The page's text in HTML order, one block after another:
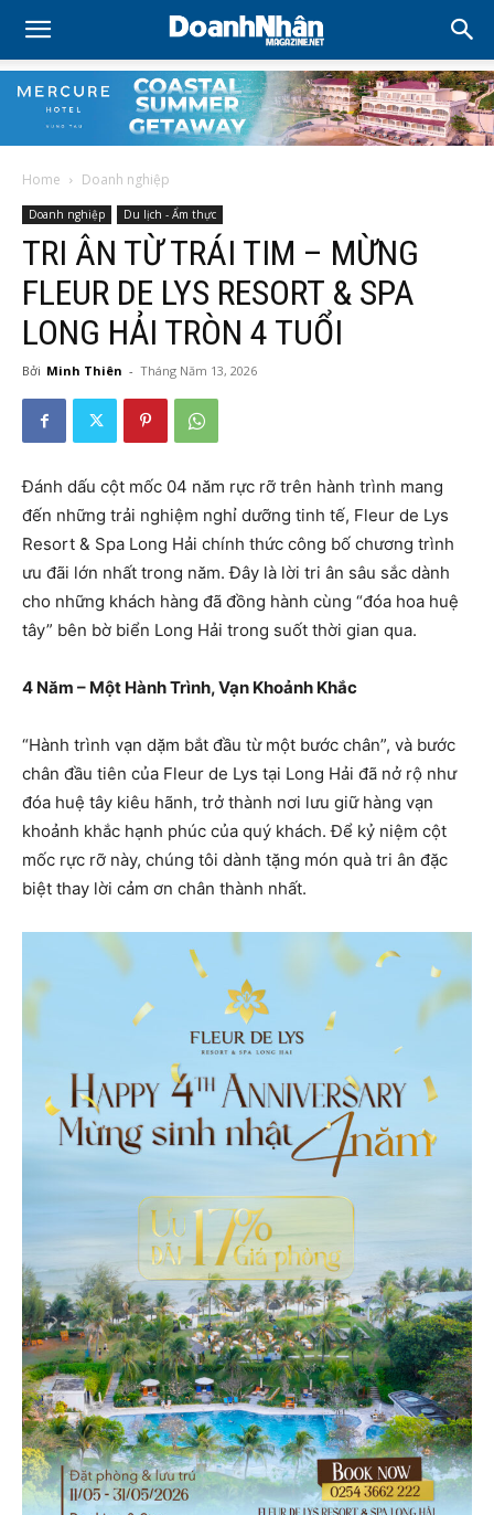
Home Doanh nghiệp
Doanh nghiệp Du lịch - Ẩm thực
TRI ÂN TỪ TRÁI TIM – MỪNG
FLEUR DE LYS RESORT & SPA
LONG HẢI TRÒN 4 TUỔI
Bởi Minh Thiên - Tháng Năm 13, 2026
Đánh dấu cột mốc 04 năm rực rỡ trên hành trình mang
đến những trải nghiệm nghỉ dưỡng tinh tế, Fleur de Lys
Resort & Spa Long Hải chính thức công bố chương trình
ưu đãi lớn nhất trong năm. Đây là lời tri ân sâu sắc dành
cho những khách hàng đã đồng hành cùng “đóa hoa huệ
tây” bên bờ biển Long Hải trong suốt thời gian qua.
4 Năm – Một Hành Trình, Vạn Khoảnh Khắc
“Hành trình vạn dặm bắt đầu từ một bước chân”, và bước
chân đầu tiên của Fleur de Lys tại Long Hải đã nở rộ như
đóa huệ tây kiêu hãnh, trở thành nơi lưu giữ hàng vạn
khoảnh khắc hạnh phúc của quý khách. Để kỷ niệm cột
mốc rực rỡ này, chúng tôi dành tặng món quà tri ân đặc
biệt thay lời cảm ơn chân thành nhất.